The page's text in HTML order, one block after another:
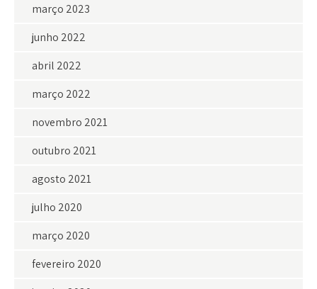
março 2023
junho 2022
abril 2022
março 2022
novembro 2021
outubro 2021
agosto 2021
julho 2020
março 2020
fevereiro 2020